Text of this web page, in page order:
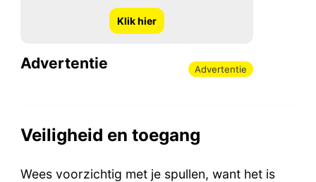
Klik hier
Advertentie Advertentie
Veiligheid en toegang
Wees voorzichtig met je spullen, want het is